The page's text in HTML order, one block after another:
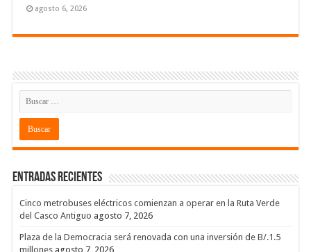
agosto 6, 2026
Entradas recientes
Cinco metrobuses eléctricos comienzan a operar en la Ruta Verde
del Casco Antiguo agosto 7, 2026
Plaza de la Democracia será renovada con una inversión de B/.1.5
millones agosto 7, 2026